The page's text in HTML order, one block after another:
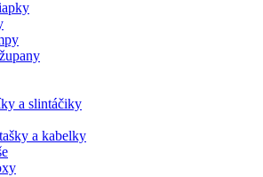
a slintáčiky
a kabelky